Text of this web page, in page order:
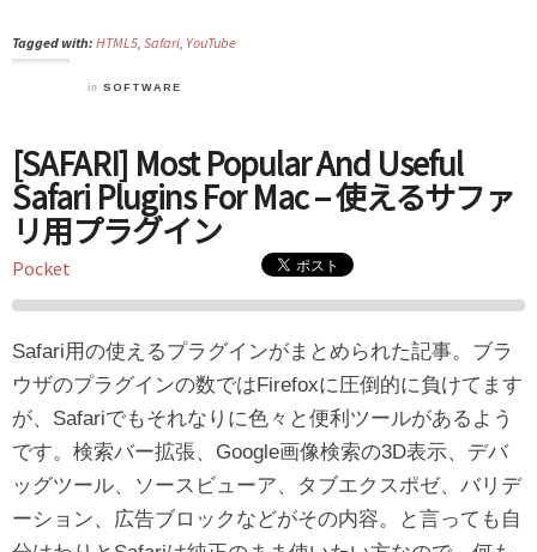
Tagged with: HTML5, Safari, YouTube
in SOFTWARE
[SAFARI] Most Popular And Useful
Safari Plugins For Mac – 使えるサファ
リ用プラグイン
Pocket
Safari用の使えるプラグインがまとめられた記事。ブラ
ウザのプラグインの数ではFirefoxに圧倒的に負けてます
が、Safariでもそれなりに色々と便利ツールがあるよう
です。検索バー拡張、Google画像検索の3D表示、デバ
ッグツール、ソースビューア、タブエクスポゼ、バリデ
ーション、広告ブロックなどがその内容。と言っても自